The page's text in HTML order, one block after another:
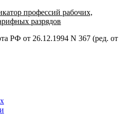
профессий рабочих,
разрядов
РФ от 26.12.1994 N 367 (ред. от